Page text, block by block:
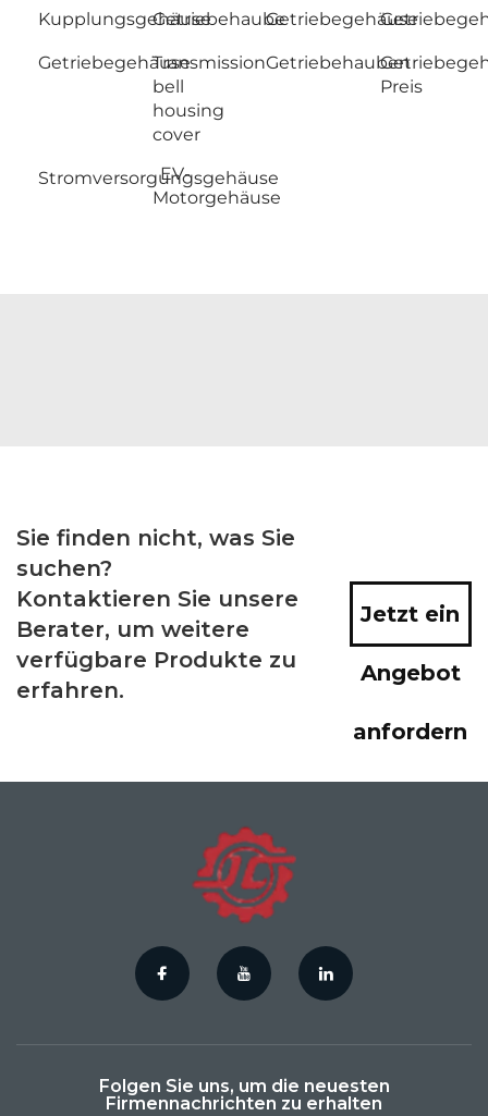
KupplungsgehäuseGetriebehaubeGetriebegehäuse
GetriebegehäuseTransmission
bell
housing
cover
Getriebehauben
Preis
Stromversorgungsgehäuse
EV-
Motorgehäuse
Sie finden nicht, was Sie
suchen?
Kontaktieren Sie unsere
Berater, um weitere
verfügbare Produkte zu
erfahren.
Jetzt ein
Angebot
anfordern
Folgen Sie uns, um die neuesten
Firmennachrichten zu erhalten